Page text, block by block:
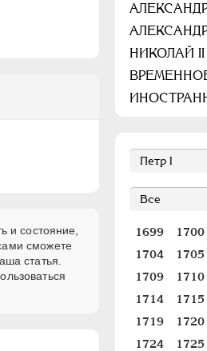
и состояние,
сможете
статья.
НИКОЛАЙ II
1699 1700
1704
1705
1709
1710
1714
1715
1719
1720
1724
1725